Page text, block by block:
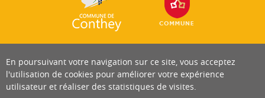
En poursuivant votre navigation sur ce site, vous acceptez
l'utilisation de cookies pour améliorer votre expérience
utilisateur et réaliser des statistiques de visites.